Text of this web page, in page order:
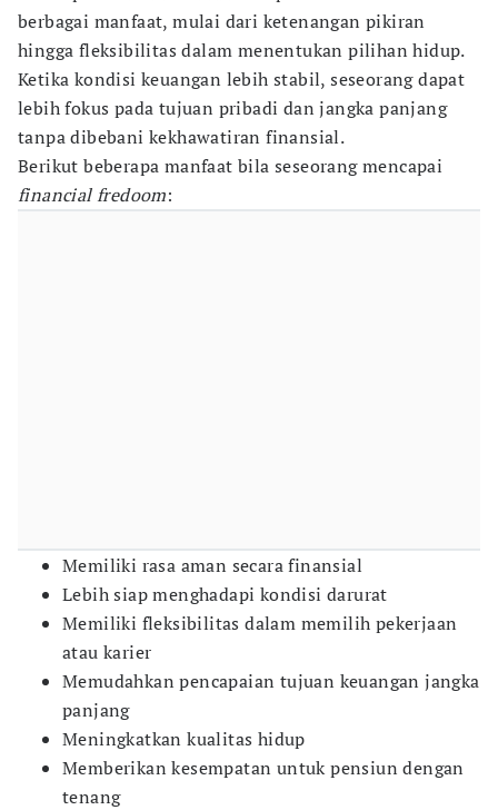
berbagai manfaat, mulai dari ketenangan pikiran
hingga fleksibilitas dalam menentukan pilihan hidup.
Ketika kondisi keuangan lebih stabil, seseorang dapat
lebih fokus pada tujuan pribadi dan jangka panjang
tanpa dibebani kekhawatiran finansial.
Berikut beberapa manfaat bila seseorang mencapai
financial fredoom:
Memiliki rasa aman secara finansial
Lebih siap menghadapi kondisi darurat
Memiliki fleksibilitas dalam memilih pekerjaan
atau karier
Memudahkan pencapaian tujuan keuangan jangka
panjang
Meningkatkan kualitas hidup
Memberikan kesempatan untuk pensiun dengan
tenang